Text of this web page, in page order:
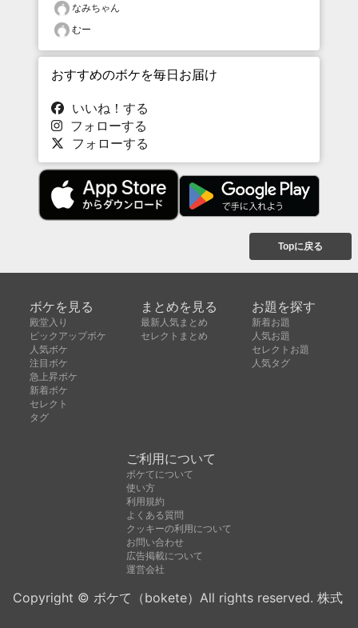
なみちゃん
むー
おすすめのボケを毎日お届け
いいね！する
フォローする
フォローする
Topに戻る
ボケを見る
殿堂入り
ピックアップボケ
人気ボケ
注目ボケ
急上昇ボケ
新着ボケ
セレクト
タグ
まとめを見る
最新人気まとめ
セレクトまとめ
お題を探す
新着お題
人気お題
セレクトお題
人気タグ
ご利用について
ボケてについて
使い方
利用規約
よくある質問
クッキーの利用について
お問い合わせ
広告掲載について
運営会社
Copyright © ボケて（bokete）All rights reserved. 株式